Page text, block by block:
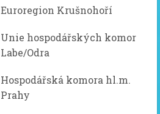
Euroregion Krušnohoří
Unie hospodářských komor
Labe/Odra
Hospodářská komora hl.m.
Prahy